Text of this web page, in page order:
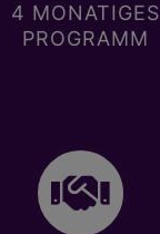
4 MONATIGES
PROGRAMM